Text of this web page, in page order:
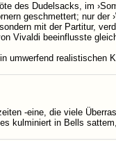
des Dudelsacks, im
geschmettert; nur der
mit der Partitur,
Vivaldi beeinflusste
realistischen
-eine, die viele
kulminiert in Bells